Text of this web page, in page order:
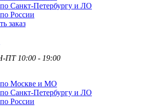
Санкт-Петербургу и ЛО
России
заказ
ПТ 10:00 - 19:00
по Москве и МО
Санкт-Петербургу и ЛО
России